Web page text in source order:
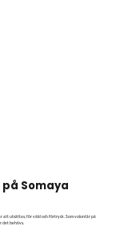
Somaya
att utsättas, för våld och förtryck. Som volontär på
det behövs.